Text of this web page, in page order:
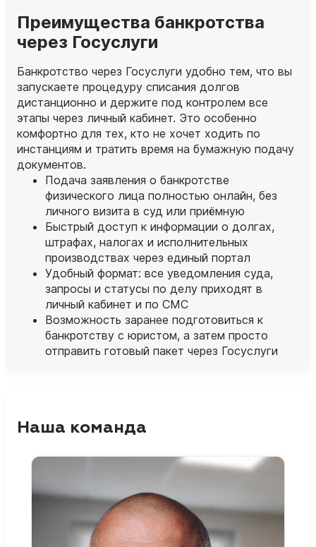
Преимущества банкротства
через Госуслуги
Банкротство через Госуслуги удобно тем, что вы
запускаете процедуру списания долгов
дистанционно и держите под контролем все
этапы через личный кабинет. Это особенно
комфортно для тех, кто не хочет ходить по
инстанциям и тратить время на бумажную подачу
документов.
Подача заявления о банкротстве
физического лица полностью онлайн, без
личного визита в суд или приёмную
Быстрый доступ к информации о долгах,
штрафах, налогах и исполнительных
производствах через единый портал
Удобный формат: все уведомления суда,
запросы и статусы по делу приходят в
личный кабинет и по СМС
Возможность заранее подготовиться к
банкротству с юристом, а затем просто
отправить готовый пакет через Госуслуги
Наша команда